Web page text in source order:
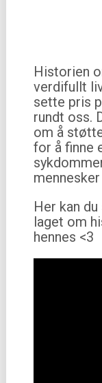
Historien
verdifullt
sette pris
rundt oss.
om å
for å finne
Her kan
laget om
hennes <3